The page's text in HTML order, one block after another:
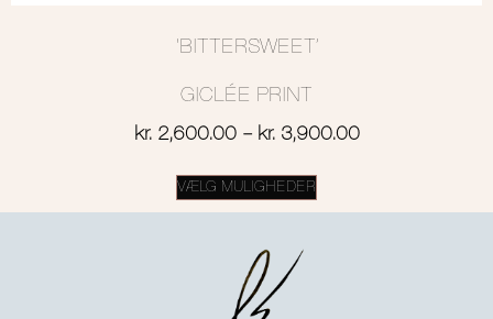
‘BITTERSWEET’
GICLÉE PRINT
kr.2,600.00 – kr.3,900.00
VÆLG MULIGHEDER